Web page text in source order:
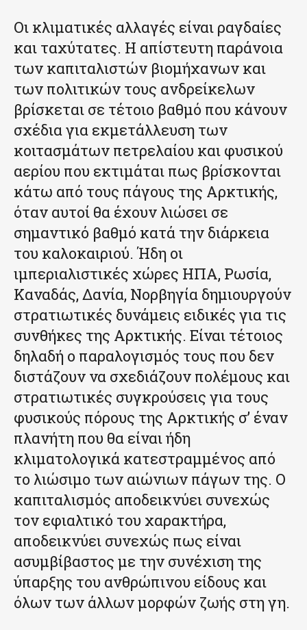
Οι κλιματικές αλλαγές είναι ραγδαίες
και ταχύτατες. Η απίστευτη παράνοια
των καπιταλιστών βιομήχανων και
των πολιτικών τους ανδρείκελων
βρίσκεται σε τέτοιο βαθμό που κάνουν
σχέδια για εκμετάλλευση των
κοιτασμάτων πετρελαίου και φυσικού
αερίου που εκτιμάται πως βρίσκονται
κάτω από τους πάγους της Αρκτικής,
όταν αυτοί θα έχουν λιώσει σε
σημαντικό βαθμό κατά την διάρκεια
του καλοκαιριού. Ήδη οι
ιμπεριαλιστικές χώρες ΗΠΑ, Ρωσία,
Καναδάς, Δανία, Νορβηγία δημιουργούν
στρατιωτικές δυνάμεις ειδικές για τις
συνθήκες της Αρκτικής. Είναι τέτοιος
δηλαδή ο παραλογισμός τους που δεν
διστάζουν να σχεδιάζουν πολέμους και
στρατιωτικές συγκρούσεις για τους
φυσικούς πόρους της Αρκτικής σ’ έναν
πλανήτη που θα είναι ήδη
κλιματολογικά κατεστραμμένος από
το λιώσιμο των αιώνιων πάγων της. Ο
καπιταλισμός αποδεικνύει συνεχώς
τον εφιαλτικό του χαρακτήρα,
αποδεικνύει συνεχώς πως είναι
ασυμβίβαστος με την συνέχιση της
ύπαρξης του ανθρώπινου είδους και
όλων των άλλων μορφών ζωής στη γη.